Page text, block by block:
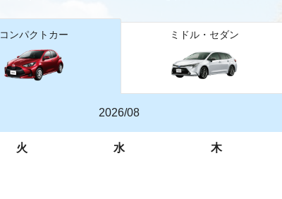
コンパクトカー ミドル・セダン
2026/08
火 水 木